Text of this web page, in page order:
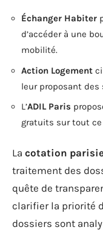
Échanger Habiter
d’accéder à une
mobilité.
Action Logement
leur proposant
L’ADIL Paris
gratuits sur tout
La cotation
traitement des
quête de
clarifier la priorité
dossiers sont